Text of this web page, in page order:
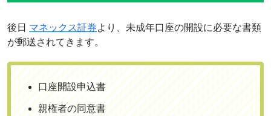
後日 マネックス証券より、未成年口座の開設に必要な書類
が郵送されてきます。
口座開設申込書
親権者の同意書